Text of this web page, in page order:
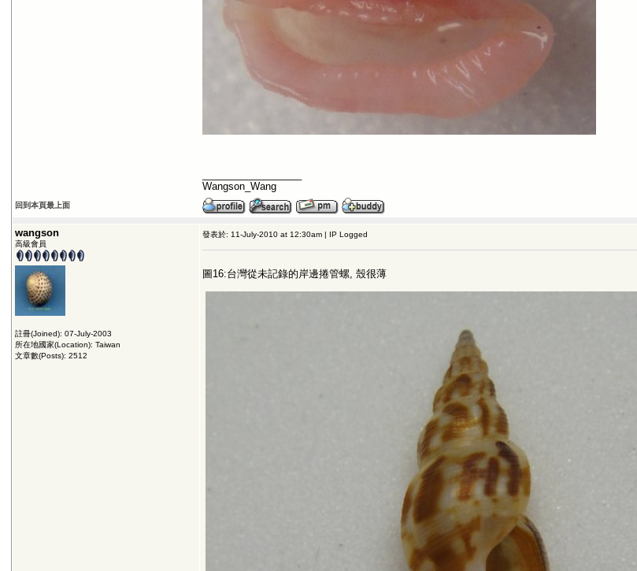
Wangson_Wang
回到本頁最上面
wangson
高級會員
註冊(Joined): 07-July-2003
所在地國家(Location): Taiwan
文章數(Posts): 2512
發表於: 11-July-2010 at 12:30am | IP Logged
圖16:台灣從未記錄的岸邊捲管螺, 殼很薄